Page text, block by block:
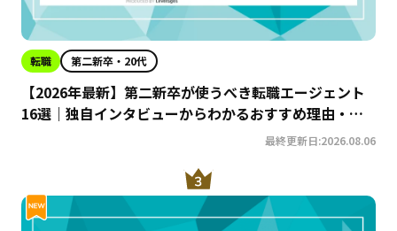
転職 第二新卒・20代
【2026年最新】第二新卒が使うべき転職エージェント
16選｜独自インタビューからわかるおすすめ理由・サ
最終更新日:2026.08.06